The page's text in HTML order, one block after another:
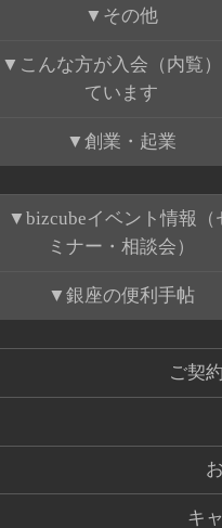
その他
こんな方が入会（内覧
ています
創業・起業
bizcubeイベント情報（
ミナー・相談会）
銀座の便利手帖
ご契
キ